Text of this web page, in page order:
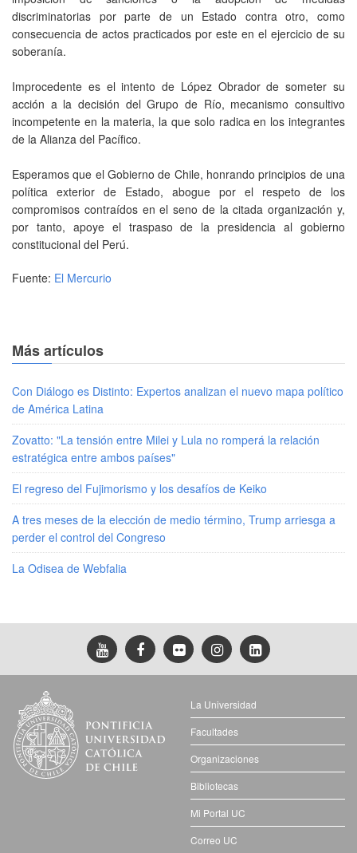
discriminatorias por parte de un Estado contra otro, como
consecuencia de actos practicados por este en el ejercicio de su
soberanía.
Improcedente es el intento de López Obrador de someter su
acción a la decisión del Grupo de Río, mecanismo consultivo
incompetente en la materia, la que solo radica en los integrantes
de la Alianza del Pacífico.
Esperamos que el Gobierno de Chile, honrando principios de una
política exterior de Estado, abogue por el respeto de los
compromisos contraídos en el seno de la citada organización y,
por tanto, apoye el traspaso de la presidencia al gobierno
constitucional del Perú.
Fuente: El Mercurio
Más artículos
Con Diálogo es Distinto: Expertos analizan el nuevo mapa político
de América Latina
Zovatto: "La tensión entre Milei y Lula no romperá la relación
estratégica entre ambos países"
El regreso del Fujimorismo y los desafíos de Keiko
A tres meses de la elección de medio término, Trump arriesga a
perder el control del Congreso
La Odisea de Webfalia
La Universidad
Facultades
Organizaciones
Bibliotecas
Mi Portal UC
Correo UC